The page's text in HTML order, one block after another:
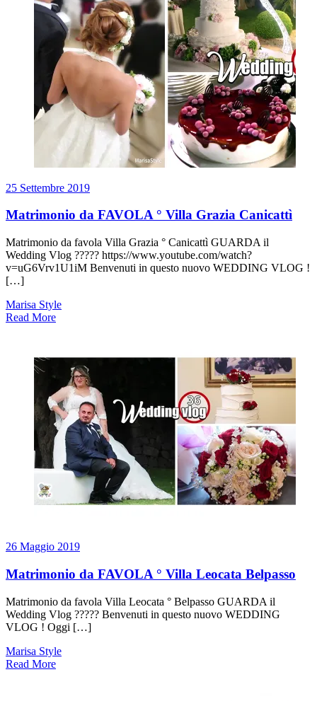
25 Settembre 2019
Matrimonio da FAVOLA ° Villa Grazia Canicattì
Matrimonio da favola Villa Grazia ° Canicattì GUARDA il
Wedding Vlog ????? https://www.youtube.com/watch?
v=uG6Vrv1U1iM Benvenuti in questo nuovo WEDDING VLOG !
[…]
Marisa Style
Read More
26 Maggio 2019
Matrimonio da FAVOLA ° Villa Leocata Belpasso
Matrimonio da favola Villa Leocata ° Belpasso GUARDA il
Wedding Vlog ????? Benvenuti in questo nuovo WEDDING
VLOG ! Oggi […]
Marisa Style
Read More